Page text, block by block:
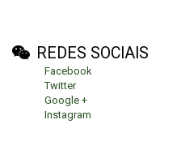
REDES SOCIAIS
Facebook
Twitter
Google +
Instagram